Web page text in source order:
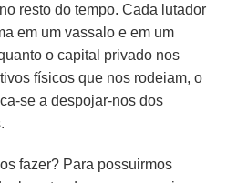
resto do tempo. Cada lutador
em um vassalo e em um
o capital privado nos
físicos que nos rodeiam, o
se a despojar-nos dos
fazer? Para possuirmos